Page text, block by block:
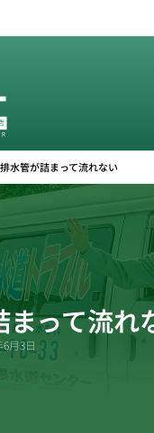
水管が詰まって流れない
まって流れ
6月3日